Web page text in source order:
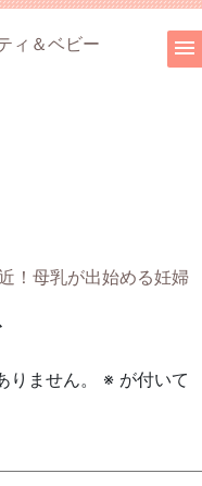
menu
！母乳が出始める妊婦
ません。 ※ が付いて